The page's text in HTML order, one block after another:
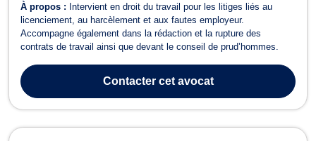
À propos : Intervient en droit du travail pour les litiges liés au
licenciement, au harcèlement et aux fautes employeur.
Accompagne également dans la rédaction et la rupture des
contrats de travail ainsi que devant le conseil de prud’hommes.
Contactercet avocat